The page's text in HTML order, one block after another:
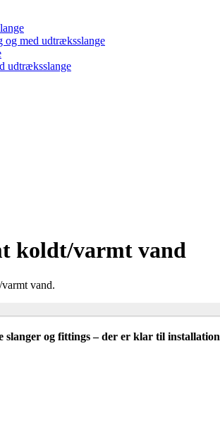
og med udtræksslange
udtræksslange
koldt/varmt vand
vand.
slanger og fittings – der er klar til installation